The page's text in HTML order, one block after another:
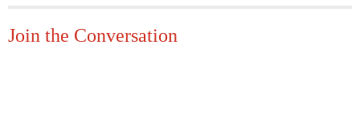
Join the Conversation